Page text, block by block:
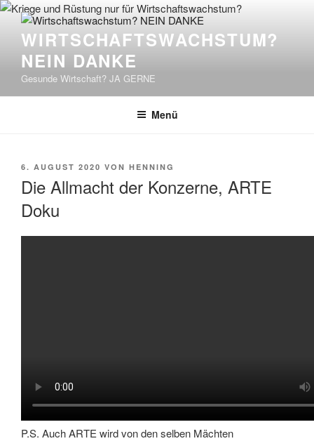
Zum
Inhalt
springenWIRTSCHAFTSWACHSTUM?
NEIN DANKE
Gesunde Wirtschaft? JA GERNE
Menü
VERÖFFENTLICHT
6. AUGUST 2020 VON HENNING
Die Allmacht der Konzerne, ARTE
Doku
P.S. Auch ARTE wird von den selben Mächten